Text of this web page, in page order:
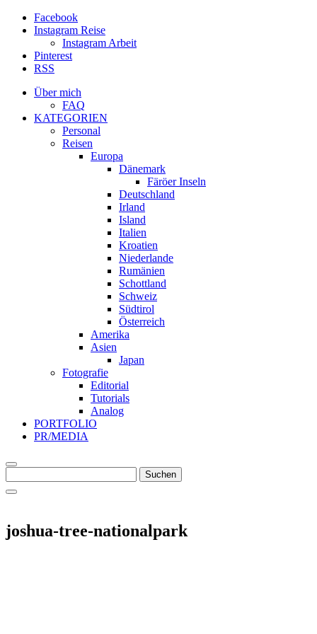
Facebook
Instagram Reise
Instagram Arbeit
Pinterest
RSS
Über mich
FAQ
KATEGORIEN
Personal
Reisen
Europa
Dänemark
Färöer Inseln
Deutschland
Irland
Island
Italien
Kroatien
Niederlande
Rumänien
Schottland
Schweiz
Südtirol
Österreich
Amerika
Asien
Japan
Fotografie
Editorial
Tutorials
Analog
PORTFOLIO
PR/MEDIA
nach
Suchen
joshua-tree-nationalpark